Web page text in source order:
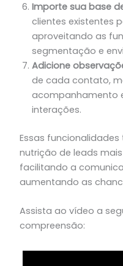
Importe sua base
clientes existentes
aproveitando as
segmentação e
Adicione
de cada contato,
acompanhamento
interações.
Essas
nutrição de leads
facilitando a
aumentando as
Assista ao vídeo a
compreensão: